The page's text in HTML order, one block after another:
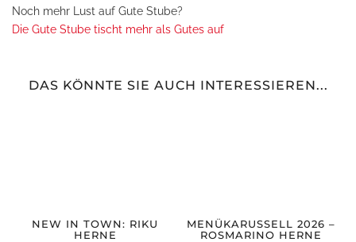
Noch mehr Lust auf Gute Stube?
Die Gute Stube tischt mehr als Gutes auf
DAS KÖNNTE SIE AUCH INTERESSIEREN...
NEW IN TOWN: RIKU
HERNE
MENÜKARUSSELL 2026 –
ROSMARINO HERNE